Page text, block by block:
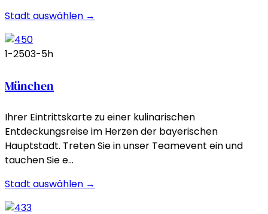
Stadt auswählen →
1-2503-5h
München
Ihrer Eintrittskarte zu einer kulinarischen
Entdeckungsreise im Herzen der bayerischen
Hauptstadt. Treten Sie in unser Teamevent ein und
tauchen Sie e…
Stadt auswählen →